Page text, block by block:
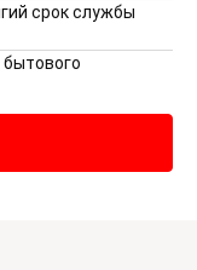
срок службы